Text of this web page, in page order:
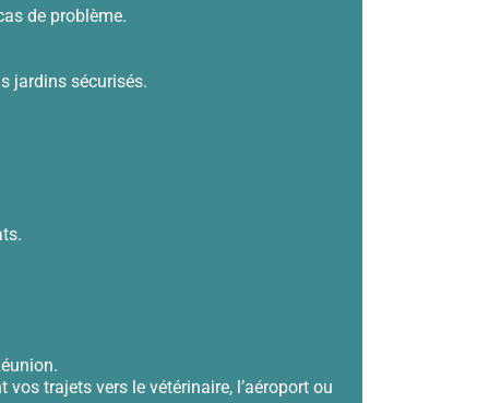
de problème.
jardins sécurisés.
trajets vers le vétérinaire, l’aéroport ou